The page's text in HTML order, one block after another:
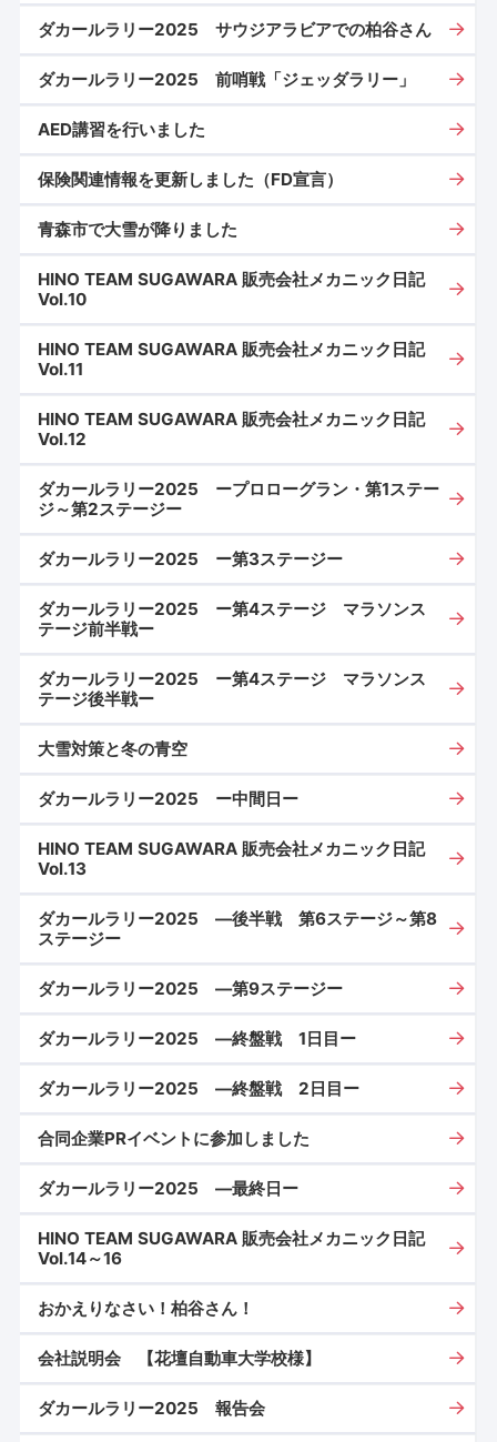
ダカールラリー2025 サウジアラビアでの柏谷さん
ダカールラリー2025 前哨戦「ジェッダラリー」
AED講習を行いました
保険関連情報を更新しました（FD宣言）
青森市で大雪が降りました
HINO TEAM SUGAWARA 販売会社メカニック日記
Vol.10
HINO TEAM SUGAWARA 販売会社メカニック日記
Vol.11
HINO TEAM SUGAWARA 販売会社メカニック日記
Vol.12
ダカールラリー2025 ープロローグラン・第1ステー
ジ～第2ステージー
ダカールラリー2025 ー第3ステージー
ダカールラリー2025 ー第4ステージ マラソンス
テージ前半戦ー
ダカールラリー2025 ー第4ステージ マラソンス
テージ後半戦ー
大雪対策と冬の青空
ダカールラリー2025 ー中間日ー
HINO TEAM SUGAWARA 販売会社メカニック日記
Vol.13
ダカールラリー2025 ―後半戦 第6ステージ～第8
ステージー
ダカールラリー2025 ―第9ステージー
ダカールラリー2025 ―終盤戦 1日目ー
ダカールラリー2025 ―終盤戦 2日目ー
合同企業PRイベントに参加しました
ダカールラリー2025 ―最終日ー
HINO TEAM SUGAWARA 販売会社メカニック日記
Vol.14～16
おかえりなさい！柏谷さん！
会社説明会 【花壇自動車大学校様】
ダカールラリー2025 報告会